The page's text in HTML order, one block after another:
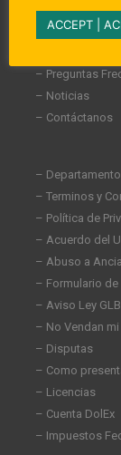
– Acerca de
–
– Preguntas
– Noticias
– Contáctanos
–
– Terminos y
– Política de
– Acuerdo del
– Abuso a
– Formulario
– Aviso Ley
– No Vendan
– Disputas
– Como
– Licencias
– Cuenta DolEx
– Impuestos
ACCEPT |